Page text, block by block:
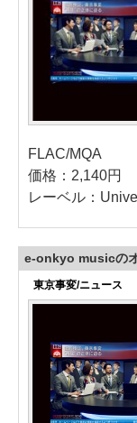
FLAC/MQA
価格：2,140円
レーベル：
e-onkyo musicの
東京事変/ニュース